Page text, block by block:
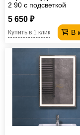
2 90 с подсветкой
5 650 ₽
В
Купить в 1 клик